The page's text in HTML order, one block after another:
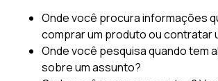
Onde você procura informações
comprar um produto ou contratar
Onde você pesquisa quando tem
sobre um assunto?